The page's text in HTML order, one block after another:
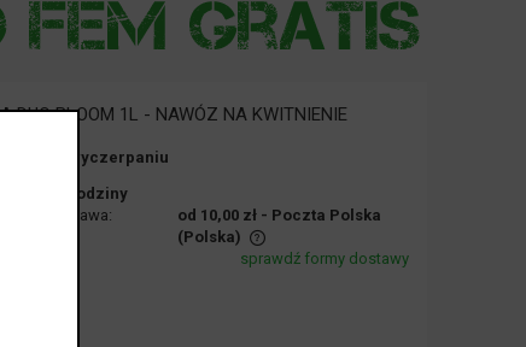
DUO BLOOM 1L - NAWÓZ NA KWITNIENIE
na wyczerpaniu
24 godziny
Dostawa:
od 10,00 zł - Poczta Polska
(Polska)
sprawdź formy dostawy
zł